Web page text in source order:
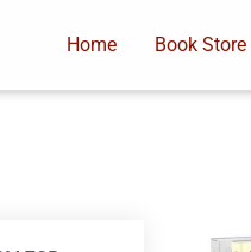
Home Book Store